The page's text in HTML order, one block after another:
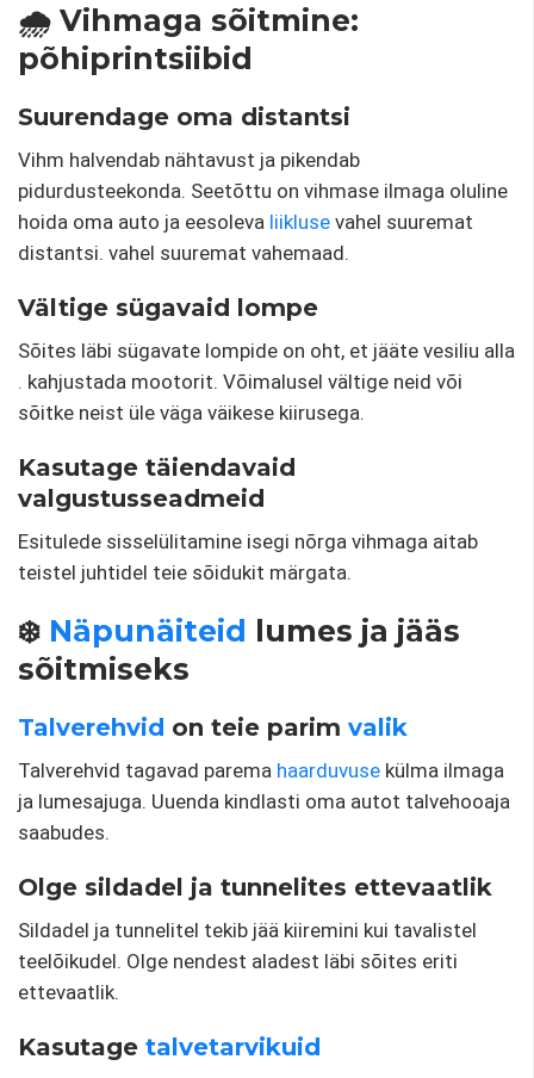
🌧️ Vihmaga sõitmine:
põhiprintsiibid
Suurendage oma distantsi
Vihm halvendab nähtavust ja pikendab
pidurdusteekonda. Seetõttu on vihmase ilmaga oluline
hoida oma auto ja eesoleva liikluse vahel suuremat
distantsi. vahel suuremat vahemaad.
Vältige sügavaid lompe
Sõites läbi sügavate lompide on oht, et jääte vesiliu alla
. kahjustada mootorit. Võimalusel vältige neid või
sõitke neist üle väga väikese kiirusega.
Kasutage täiendavaid
valgustusseadmeid
Esitulede sisselülitamine isegi nõrga vihmaga aitab
teistel juhtidel teie sõidukit märgata.
❄️ Näpunäiteid lumes ja jääs
sõitmiseks
Talverehvid on teie parim valik
Talverehvid tagavad parema haarduvuse külma ilmaga
ja lumesajuga. Uuenda kindlasti oma autot talvehooaja
saabudes.
Olge sildadel ja tunnelites ettevaatlik
Sildadel ja tunnelitel tekib jää kiiremini kui tavalistel
teelõikudel. Olge nendest aladest läbi sõites eriti
ettevaatlik.
Kasutage talvetarvikuid